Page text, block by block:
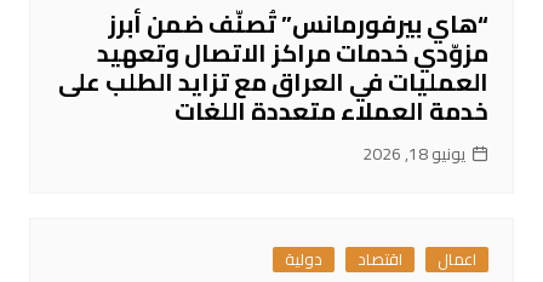
“هاي بيرفورمانس” تُصنّف ضمن أبرز
مزوّدي خدمات مراكز الاتصال وتعهيد
العمليات في العراق مع تزايد الطلب على
خدمة العملاء متعددة اللغات
يونيو 18, 2026
اعمال اقتصاد دولية